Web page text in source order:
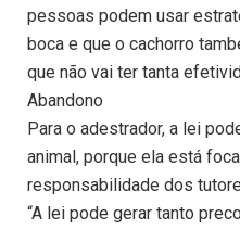
pessoas podem usar
boca e que o cachorro
que não vai ter tanta
Abandono
Para o adestrador, a lei
animal, porque ela está
responsabilidade dos
“A lei pode gerar tanto